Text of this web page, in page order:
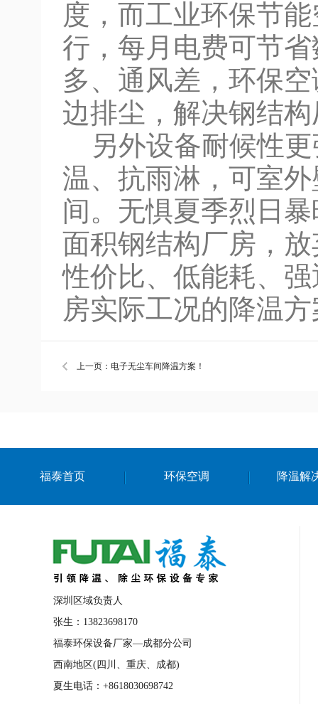
度，而工业环保节
行，每月电费可节
多、通风差，环保
边排尘，解决钢结
另外设备耐候性更
温、抗雨淋，可室
间。无惧夏季烈日
面积钢结构厂房，
性价比、低能耗、
房实际工况的降温
上一页：电子无尘车间降温方案！
福泰首页 环保空调 降温解
深圳区域负责人
张生：13823698170
福泰环保设备厂家—成都分公司
西南地区(四川、重庆、成都)
夏生电话：+8618030698742